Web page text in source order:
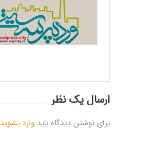
ارسال یک نظر
برای نوشتن دیدگاه بایدوارد بشوید